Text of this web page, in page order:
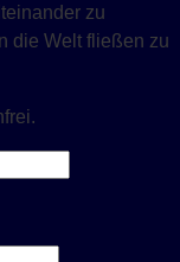
zu
die Welt fließen zu